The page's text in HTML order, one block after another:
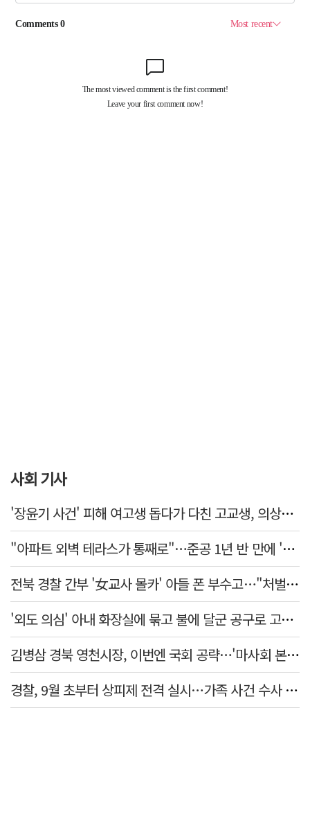
사회 기사
'장윤기 사건' 피해 여고생 돕다가 다친 고교생, 의상자 인정
"아파트 외벽 테라스가 통째로"…준공 1년 반 만에 '아찔 사고'
전북 경찰 간부 '女교사 몰카' 아들 폰 부수고…"처벌 못하는 사안" 내부망에 글
'외도 의심' 아내 화장실에 묶고 불에 달군 공구로 고문…남편 검거
김병삼 경북 영천시장, 이번엔 국회 공략…'마사회 본사 이전·광역교통망 확충' 요청
경찰, 9월 초부터 상피제 전격 실시…가족 사건 수사 못해